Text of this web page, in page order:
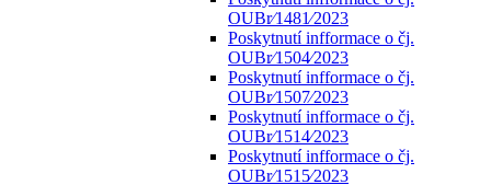
OUBr⁄1481⁄2023
Poskytnutí infformace o čj.
OUBr⁄1504⁄2023
Poskytnutí infformace o čj.
OUBr⁄1507⁄2023
Poskytnutí infformace o čj.
OUBr⁄1514⁄2023
Poskytnutí infformace o čj.
OUBr⁄1515⁄2023